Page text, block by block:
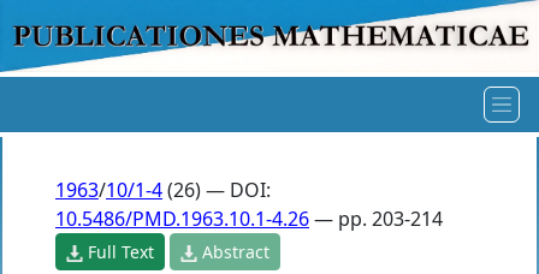
1963/10/1-4(26) — DOI:
10.5486/PMD.1963.10.1-4.26— pp. 203-214
Full Text Abstract